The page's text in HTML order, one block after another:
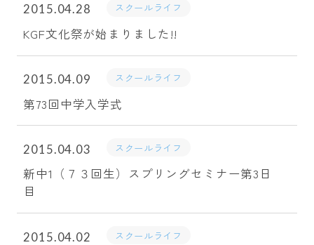
2015.04.28 スクールライフ
KGF文化祭が始まりました!!
2015.04.09 スクールライフ
第73回中学入学式
2015.04.03 スクールライフ
新中1（７３回生）スプリングセミナー第3日
目
2015.04.02 スクールライフ